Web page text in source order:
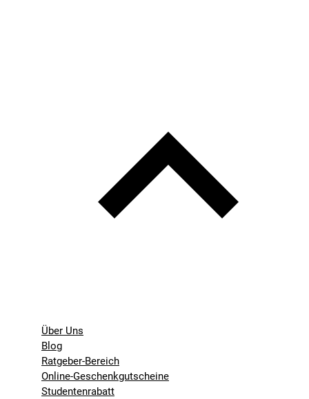
Über Uns
Blog
Ratgeber-Bereich
Online-Geschenkgutscheine
Studentenrabatt